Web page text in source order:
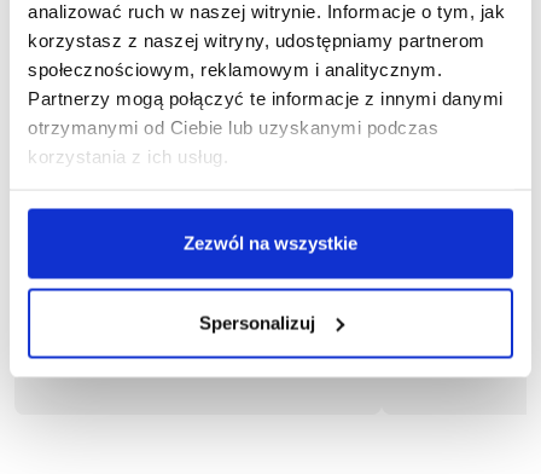
analizować ruch w naszej witrynie. Informacje o tym, jak
korzystasz z naszej witryny, udostępniamy partnerom
społecznościowym, reklamowym i analitycznym.
Partnerzy mogą połączyć te informacje z innymi danymi
otrzymanymi od Ciebie lub uzyskanymi podczas
korzystania z ich usług.
Zezwól na wszystkie
Spersonalizuj
Bluza KING
80,37 zł brutto